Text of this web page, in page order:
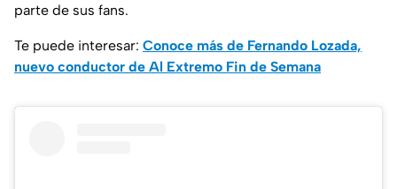
parte de sus fans.
Te puede interesar: Conoce más de Fernando Lozada,
nuevo conductor de Al Extremo Fin de Semana